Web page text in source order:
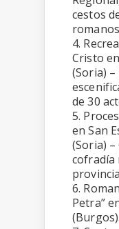
cestos
4.
Cristo
(Soria)
de 30
5.
en San
(Soria)
cofradía
6.
Petra”
(Burgos).